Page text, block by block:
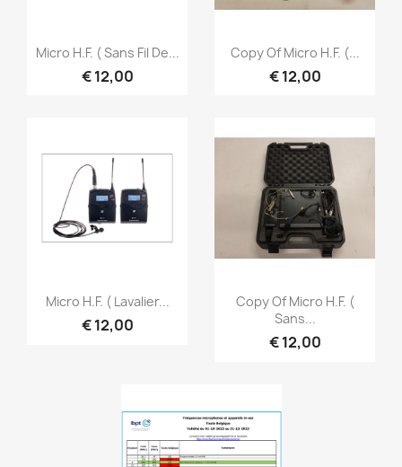
 Snel bekijken
Micro H.F. ( Sans Fil De...
€ 12,00
Snel bekijken
Copy Of Micro H.F. (...
€ 12,00
Snel bekijken
Micro H.F. ( Lavalier...
€ 12,00
Snel bekijken
Copy Of Micro H.F. (
Sans...
€ 12,00